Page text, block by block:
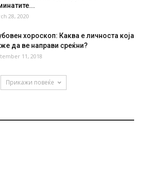
28, 2020
хороскоп: Каква е личноста која
да ве направи среќни?
11, 2018
Прикажи повеќе